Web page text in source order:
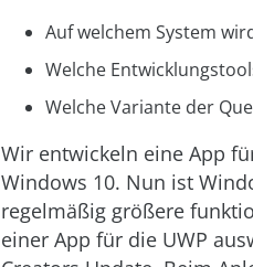
Auf welchem System
Welche
Welche Variante der
Wir entwickeln eine App
Windows 10. Nun ist
regelmäßig größere
einer App für die UWP